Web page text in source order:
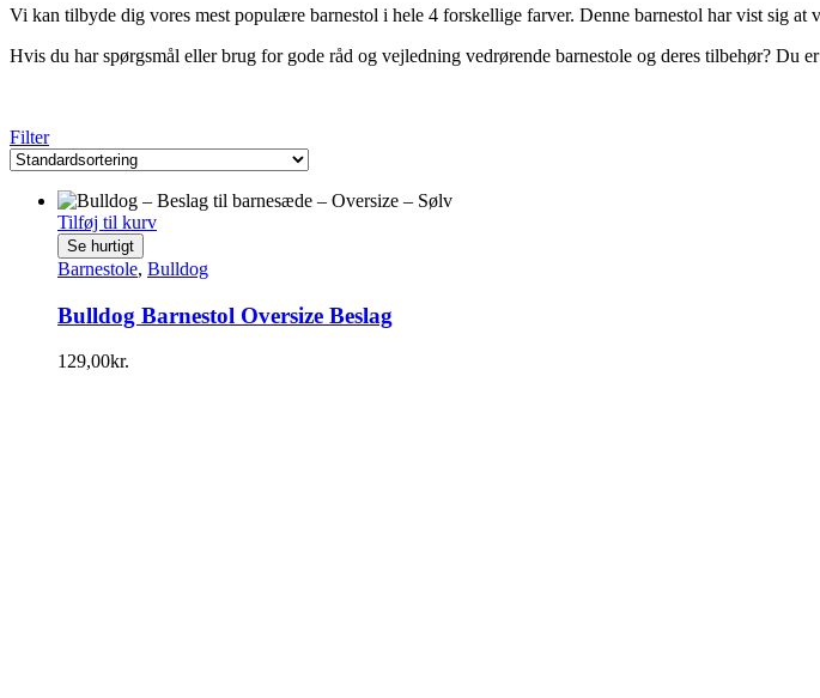
Vi kan tilbyde dig vores mest populære barnestol i hele 4 forskellige farver. Denne barnestol har vist sig at
Hvis du har spørgsmål eller brug for gode råd og vejledning vedrørende barnestole og deres tilbehør? Du
Filter
Tilføj til kurv
Se hurtigt
Barnestole, Bulldog
Bulldog Barnestol Oversize Beslag
129,00kr.